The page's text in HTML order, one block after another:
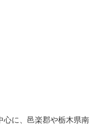
心に、邑楽郡や栃木県南